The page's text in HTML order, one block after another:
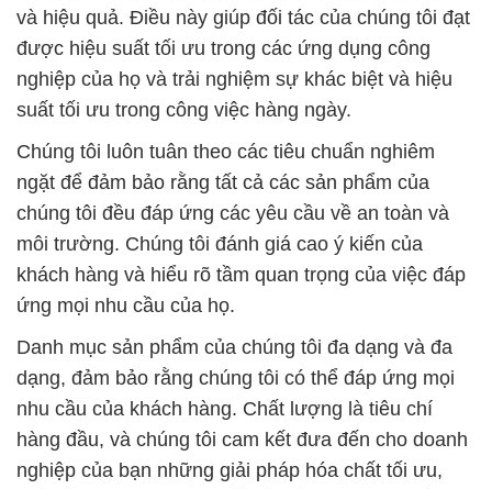
và hiệu quả. Điều này giúp đối tác của chúng tôi đạt
được hiệu suất tối ưu trong các ứng dụng công
nghiệp của họ và trải nghiệm sự khác biệt và hiệu
suất tối ưu trong công việc hàng ngày.
Chúng tôi luôn tuân theo các tiêu chuẩn nghiêm
ngặt để đảm bảo rằng tất cả các sản phẩm của
chúng tôi đều đáp ứng các yêu cầu về an toàn và
môi trường. Chúng tôi đánh giá cao ý kiến của
khách hàng và hiểu rõ tầm quan trọng của việc đáp
ứng mọi nhu cầu của họ.
Danh mục sản phẩm của chúng tôi đa dạng và đa
dạng, đảm bảo rằng chúng tôi có thể đáp ứng mọi
nhu cầu của khách hàng. Chất lượng là tiêu chí
hàng đầu, và chúng tôi cam kết đưa đến cho doanh
nghiệp của bạn những giải pháp hóa chất tối ưu,